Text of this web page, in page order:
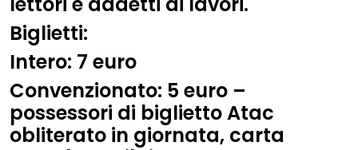
Biglietti:
Intero: 7 euro
Convenzionato: 5 euro –
possessori di biglietto Atac
obliterato in giornata, carta